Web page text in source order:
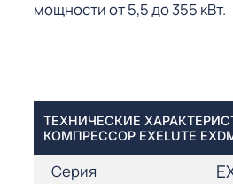
мощности от 5,5 до 355 кВт.
ТЕХНИЧЕСКИЕ
КОМПРЕССОР EXELUTE
Серия